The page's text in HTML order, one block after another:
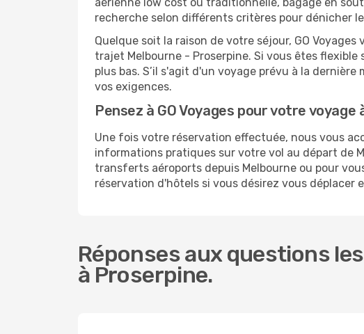
recherche selon différents critères pour dénicher
Quelque soit la raison de votre séjour, GO
trajet Melbourne - Proserpine. Si vous êtes
plus bas. S’il s'agit d'un voyage prévu à la
vos exigences.
Pensez à GO Voyages pour votre voyage
Une fois votre réservation effectuée, nous vous
informations pratiques sur votre vol au départ de
transferts aéroports depuis Melbourne ou pour
réservation d'hôtels si vous désirez vous déplacer
Réponses aux questions
à Proserpine.